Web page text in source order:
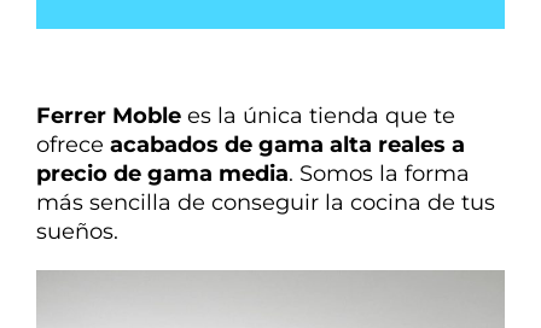
Ferrer Moble es la única tienda que te
ofrece acabados de gama alta reales a
precio de gama media. Somos la forma
más sencilla de conseguir la cocina de tus
sueños.